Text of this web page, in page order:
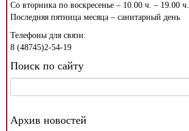
Со вторника по воскресенье – 10.00 ч. – 19.00 ч.
Последняя пятница месяца – санитарный день
Телефоны для связи:
8 (48745)2-54-19
Поиск по сайту
Архив новостей